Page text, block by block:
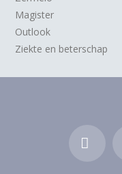
Magister
Outlook
Ziekte en beterschap